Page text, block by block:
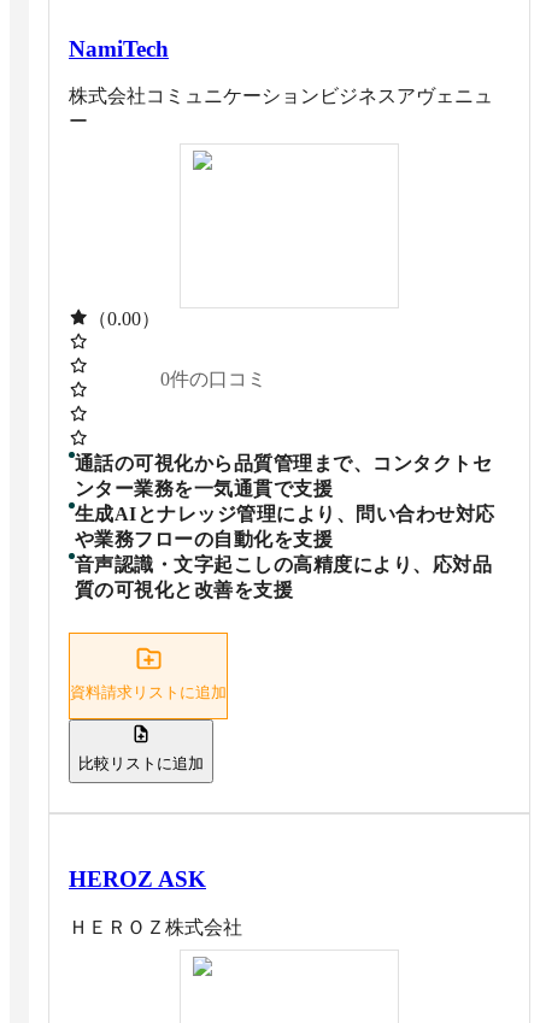
NamiTech
株式会社コミュニケーションビジネスアヴェニュ
ー
（0.00）
0件の口コミ
通話の可視化から品質管理まで、コンタクトセ
ンター業務を一気通貫で支援
生成AIとナレッジ管理により、問い合わせ対応
や業務フローの自動化を支援
音声認識・文字起こしの高精度により、応対品
質の可視化と改善を支援
資料請求リストに追加
比較リストに追加
HEROZ ASK
ＨＥＲＯＺ株式会社